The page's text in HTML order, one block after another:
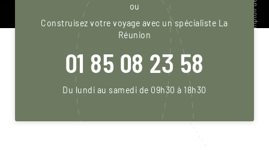
ou
Construisez votre voyage avec un spécialiste La
Réunion
01 85 08 23 58
Du lundi au samedi de 09h30 à 18h30